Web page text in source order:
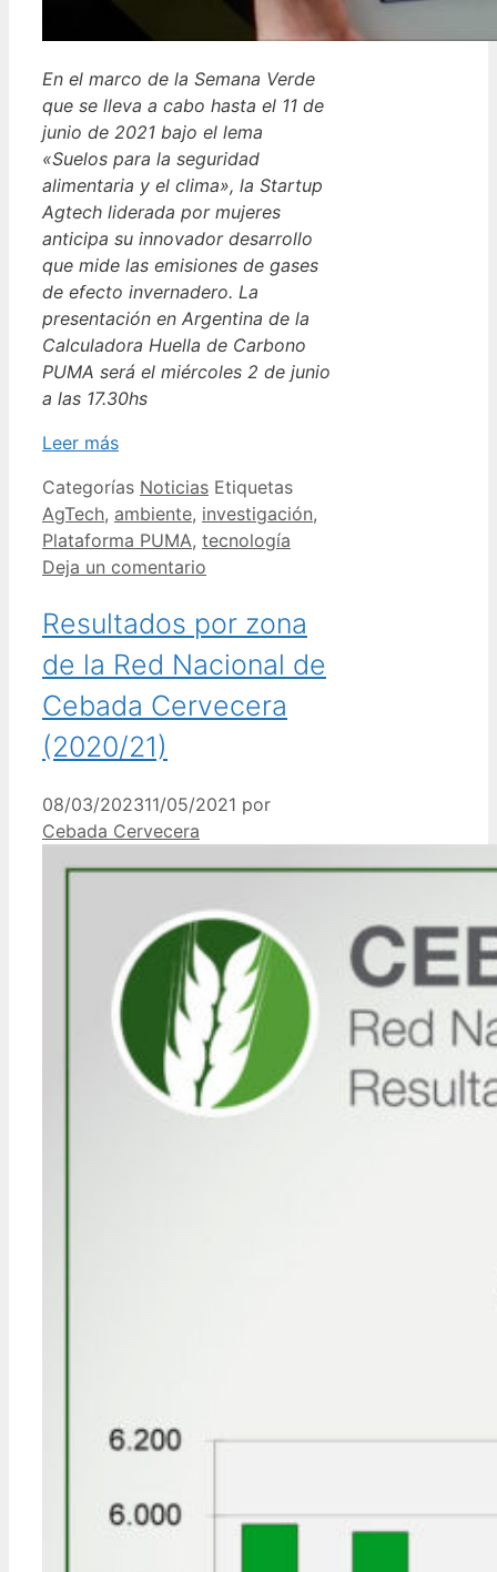
En el marco de la Semana Verde
que se lleva a cabo hasta el 11 de
junio de 2021 bajo el lema
«Suelos para la seguridad
alimentaria y el clima», la Startup
Agtech liderada por mujeres
anticipa su innovador desarrollo
que mide las emisiones de gases
de efecto invernadero. La
presentación en Argentina de la
Calculadora Huella de Carbono
PUMA será el miércoles 2 de junio
a las 17.30hs
Leer más
Categorías Noticias Etiquetas
AgTech, ambiente, investigación,
Plataforma PUMA, tecnología
Deja un comentario
Resultados por zona
de la Red Nacional de
Cebada Cervecera
(2020/21)
08/03/202311/05/2021 por
Cebada Cervecera